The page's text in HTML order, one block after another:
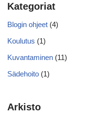
Kategoriat
Blogin ohjeet (4)
Koulutus (1)
Kuvantaminen (11)
Sädehoito (1)
Arkisto